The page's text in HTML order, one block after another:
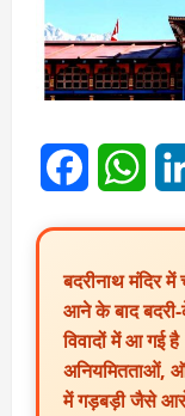
Facebook
बदरीनाथ मंदिर
आने के बाद बदरी-
विवादों में आ गई
अनियमितताओं,
में गड़बड़ी जैसे